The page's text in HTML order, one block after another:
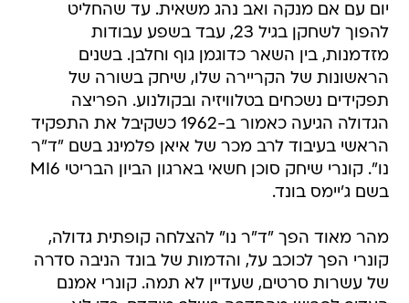
יום עם אם מנקה ואב נהג משאית. עד שהחליט
להפוך לשחקן בגיל 23, עבד בשפע עבודות
מזדמנות, בין השאר כדוגמן גוף וחלבן. בשנים
הראשונות של הקריירה שלו, שיחק בשורה של
תפקידים נשכחים בטלוויזיה ובקולנוע. הפריצה
הגדולה הגיעה כאמור ב-1962 כשקיבל את התפקיד
הראשי בעיבוד לרב מכר של איאן פלמינג בשם "ד"ר
נו". קונרי שיחק סוכן חשאי בארגון הביון הבריטי MI6
בשם ג'יימס בונד.
מהר מאוד הפך "ד"ר נו" להצלחה קופתית גדולה,
קונרי הפך לכוכב על, והדמות של בונד הניבה סדרה
של עשרות סרטים, שעדיין לא תמה. קונרי אמנם